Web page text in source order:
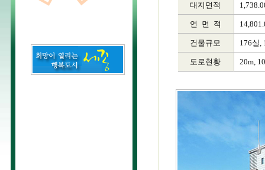
대지면적
연 면 적
건물규모 176실,
도로현황 20m,